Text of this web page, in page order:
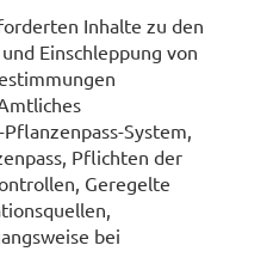
Inhalte zu den
Einschleppung von
System,
Pflichten der
Geregelte
bei